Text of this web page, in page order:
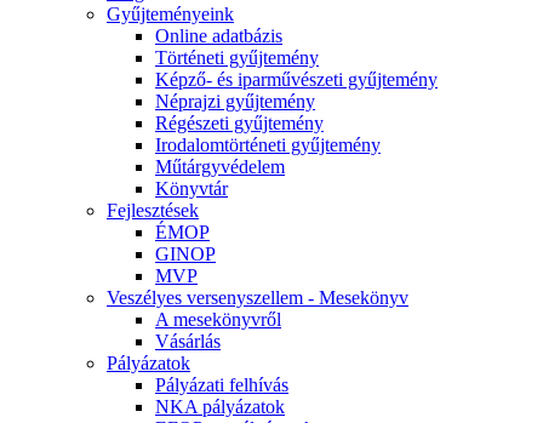
Gyűjteményeink
Online adatbázis
Történeti gyűjtemény
Képző- és iparművészeti gyűjtemény
Néprajzi gyűjtemény
Régészeti gyűjtemény
Irodalomtörténeti gyűjtemény
Műtárgyvédelem
Könyvtár
Fejlesztések
ÉMOP
GINOP
MVP
Veszélyes versenyszellem - Mesekönyv
A mesekönyvről
Vásárlás
Pályázatok
Pályázati felhívás
NKA pályázatok